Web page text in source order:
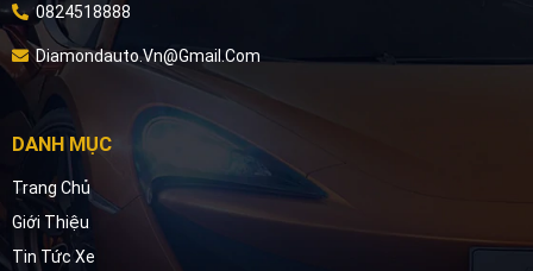
0824518888
Diamondauto.vn@gmail.com
DANH MỤC
Trang Chủ
Giới Thiệu
Tin Tức Xe